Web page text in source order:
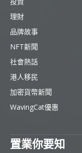
理財
品牌故事
NFT新聞
社會熱話
港人移民
加密貨幣新聞
WavingCat優惠
置業你要知